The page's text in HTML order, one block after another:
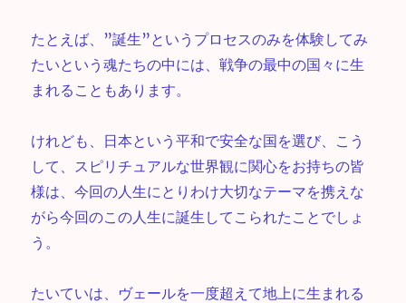
たとえば、”誕生”というプロセスのみを体験してみ
たいという魂たちの中には、戦争の最中の国々に生
まれることもあります。
けれども、日本という平和で安全な国を選び、こう
して、スピリチュアルな世界観に関心をお持ちの皆
様は、今回の人生にとりわけ大切なテーマを携えな
がら今回のこの人生に誕生してこられたことでしょ
う。
たいていは、ヴェールを一度超えて地上に生まれる